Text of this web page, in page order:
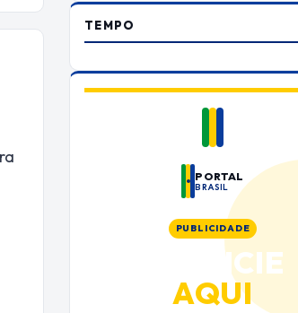
TEMPO
PORTAL
BRASIL
PUBLICIDADE
ANUNCIE
AQUI